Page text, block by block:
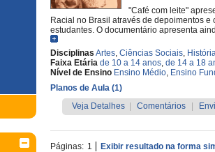
"Café com leite"
Racial no Brasil através de depoimentos
estudantes. O documentário apresenta
Disciplinas Artes, Ciências Sociais,
Faixa Etária de 10 a 14 anos, de 14 a 18
Nível de Ensino Ensino Médio, Ensino
Planos de Aula (1)
Veja Detalhes
Comentários
Páginas: 1 Exibir resultado na forma